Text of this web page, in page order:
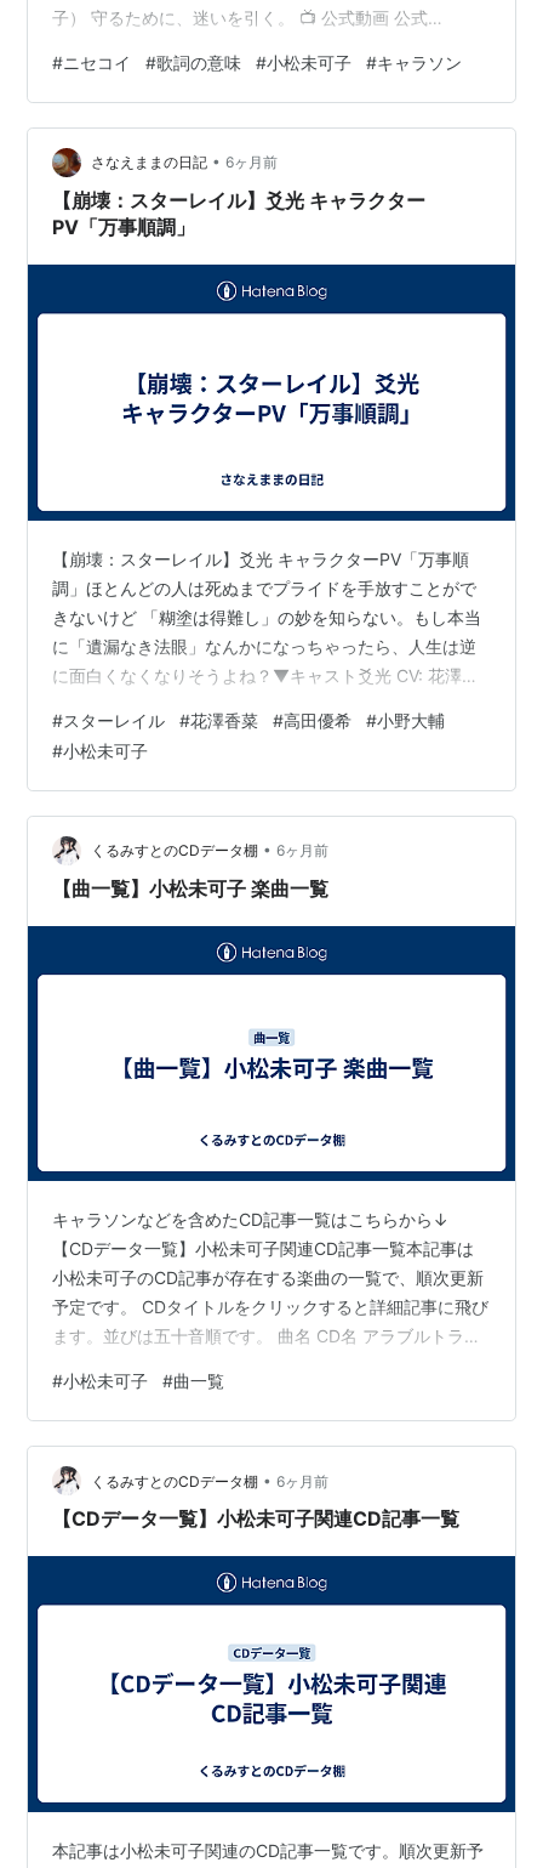
（ネメシア）
ラジオ
NEXT GENERATION Lady Go!!
ミッドナイト・スペシャル 宇都宮隆の20miles
小見川千明＆小松未可子フタリゴト
four-tune！
ディスコグラフィ
Black Holy （2012年4月25日）
終わらないメロディーを歌いだしました。（2013年7
月24日）
虹の約束（2013年12月25日）
Sail away（2014年2月22日）
Latimer road（2014年11月5日）
群青サバイバル （2015年8月26日）
Maybe the next waltz（2017年8月9日）
オリジナルアルバム
THEE Futures （2013年2月13日）
Blooming Maps （2017年5月10日）
Personal Terminal （2018年7月11日）
cosmic EXPO （2012年7月11日）
リスト::声優/か行
子） 守るために、迷いを引く。 📺 公式動画 公式
方は、強がりの裏側まで含めて、もう一度音で確かめて
みてください。音楽や映像で、この曲の世界を手元でも
楽しめます。👉 原曲・関連はこちらをチェック 🎵 曲情
報 曲名：TrIGgERアーティスト：鶫誠士郎（CV:小松未可
子）発売日：- 2015年4月18日（TVサイズ配信）…
#ニセコイ #歌詞の意味 #小松未可子 #キャラソン
さなえままの日記 • 6ヶ月前
【崩壊：スターレイル】爻光 キャラクター
PV「万事順調」
【崩壊：スターレイル】爻光 キャラクターPV「万事順
調」ほとんどの人は死ぬまでプライドを手放すことがで
きないけど 「糊塗は得難し」の妙を知らない。もし本当
に「遺漏なき法眼」なんかになっちゃったら、人生は逆
に面白くなくなりそうよね？▼キャスト爻光 CV: 花澤香
崩壊：スターレイル (@houkaistarrail) 2026年2月12日
▼YouTubeでの視聴はこちらから
https://t.co/rMge7KDaQX▼キャンペーンルールを確
認：https://t.co/GfmyYtZmrf▼今すぐダウンロードh…
#スターレイル #花澤香菜 #高田優希 #小野大輔
#小松未可子
くるみすとのCDデータ棚 • 6ヶ月前
【曲一覧】小松未可子 楽曲一覧
キャラソンなどを含めたCD記事一覧はこちらから↓
【CDデータ一覧】小松未可子関連CD記事一覧本記事は
小松未可子のCD記事が存在する楽曲の一覧で、順次更新
予定です。 CDタイトルをクリックすると詳細記事に飛び
ます。並びは五十音順です。 曲名 CD名 アラブルトラベ
Imagine life! Blooming Maps in the suite e'tuis Infinity
Sky cosmic EXPO 海辺で逢いましょう Personal
Terminal M from... cosmic EXP…
#小松未可子 #曲一覧
くるみすとのCDデータ棚 • 6ヶ月前
【CDデータ一覧】小松未可子関連CD記事一覧
本記事は小松未可子関連のCD記事一覧です。順次更新予